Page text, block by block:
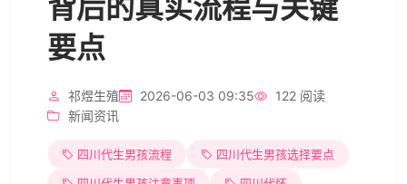
背后的真实流程与关键
要点
祁煜生殖 2026-06-03 09:35
122 阅读
新闻资讯
四川代生男孩流程
四川代生男孩选择要点